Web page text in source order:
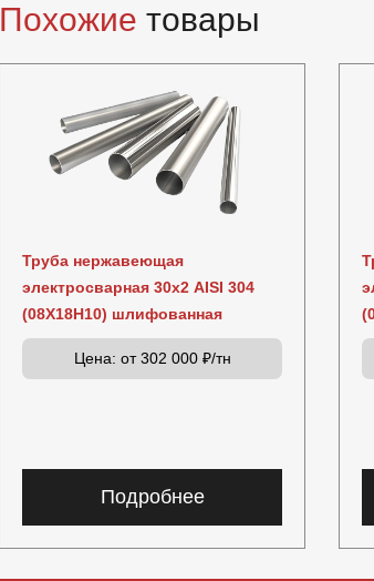
Похожие товары
Труба нержавеющая
электросварная 30х2 AISI 304
(08Х18Н10) шлифованная
Цена: от 302 000 ₽/тн
Подробнее